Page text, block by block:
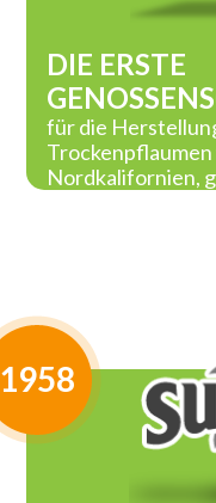
DIE ERSTE
für die
Trockenpflaumen
Nordkalifornien,
1958